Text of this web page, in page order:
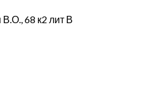
68 к2 лит В